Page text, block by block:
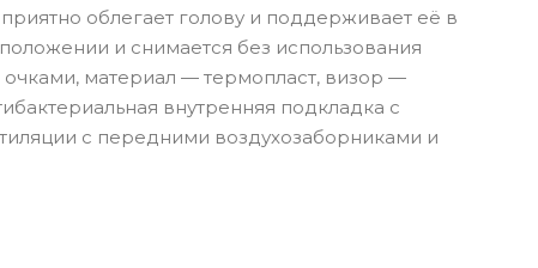
облегает голову и поддерживает её в
и снимается без использования
материал — термопласт, визор —
внутренняя подкладка с
с передними воздухозаборниками и